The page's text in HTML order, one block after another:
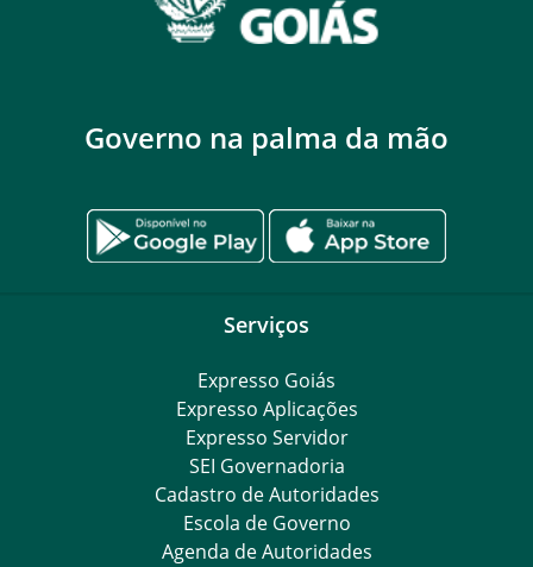
Governo na palma da mão
Serviços
Expresso Goiás
Expresso Aplicações
Expresso Servidor
SEI Governadoria
Cadastro de Autoridades
Escola de Governo
Agenda de Autoridades